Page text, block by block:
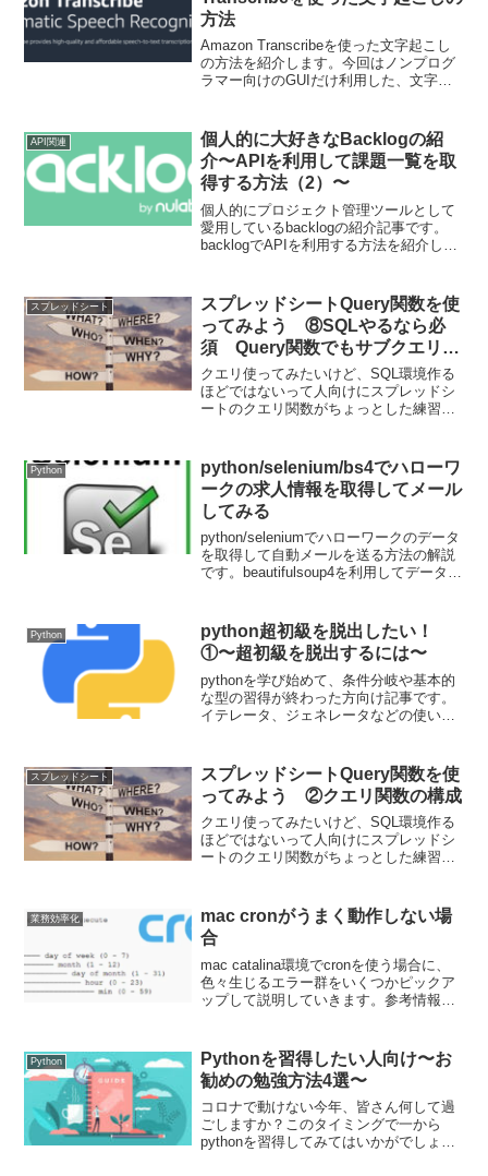
法や固定位置の変更方法などを紹介して
いきます。
方法
Amazon Transcribeを使った文字起こし
の方法を紹介します。今回はノンプログ
ラマー向けのGUIだけ利用した、文字起
スは便利ですね。
API関連
個人的に大好きなBacklogの紹
介〜APIを利用して課題一覧を取
得する方法（2）〜
個人的にプロジェクト管理ツールとして
愛用しているbacklogの紹介記事です。
backlogでAPIを利用する方法を紹介して
プレッドシートに書き出ししていきま
す。
スプレッドシート
スプレッドシートQuery関数を使
ってみよう ⑧SQLやるなら必
須 Query関数でもサブクエリを
やってみる
クエリ使ってみたいけど、SQL環境作る
ほどではないって人向けにスプレッドシ
ートのクエリ関数がちょっとした練習や
すが、よく実務で起きる事象への対応も
紹介していきます。8回目の今回はサブク
エリ的なクエリの作り方です。
Python
python/selenium/bs4でハローワ
ークの求人情報を取得してメール
してみる
python/seleniumでハローワークのデータ
を取得して自動メールを送る方法の解説
です。beautifulsoup4を利用してデータ解
Python
python超初級を脱出したい！
①〜超初級を脱出するには〜
pythonを学び始めて、条件分岐や基本的
な型の習得が終わった方向け記事です。
イテレータ、ジェネレータなどの使い
指せ脱python超初級
スプレッドシート
スプレッドシートQuery関数を使
ってみよう ②クエリ関数の構成
クエリ使ってみたいけど、SQL環境作る
ほどではないって人向けにスプレッドシ
ートのクエリ関数がちょっとした練習や
すが、よく実務で起きる事象への対応も
紹介していきます。2回目の今回はクエリ
構文の構成です。
業務効率化
mac cronがうまく動作しない場
合
mac catalina環境でcronを使う場合に、
色々生じるエラー群をいくつかピックア
ップして説明していきます。参考情報も
Python
Pythonを習得したい人向け〜お
勧めの勉強方法4選〜
コロナで動けない今年、皆さん何して過
ごしますか？このタイミングで一から
pythonを習得してみてはいかがでしょう